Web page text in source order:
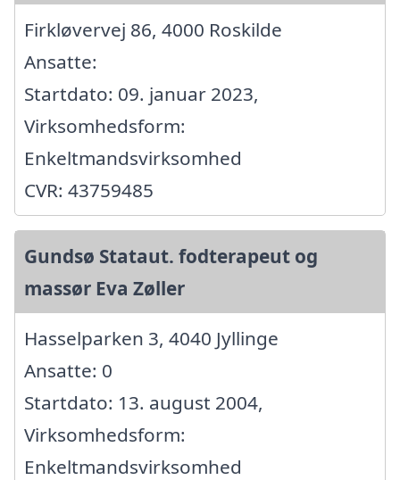
Firkløvervej 86, 4000 Roskilde
Ansatte:
Startdato: 09. januar 2023,
Virksomhedsform:
Enkeltmandsvirksomhed
CVR: 43759485
Gundsø Stataut. fodterapeut og
massør Eva Zøller
Hasselparken 3, 4040 Jyllinge
Ansatte: 0
Startdato: 13. august 2004,
Virksomhedsform:
Enkeltmandsvirksomhed